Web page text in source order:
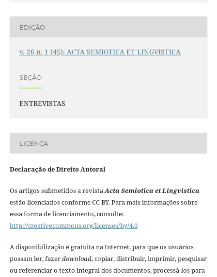
EDIÇÃO
v. 26 n. 1 (45): ACTA SEMIOTICA ET LINGVISTICA
SEÇÃO
ENTREVISTAS
LICENÇA
Declaração de Direito Autoral
Os artigos submetidos a revistaActa Semiotica et Lingvistica
estão licenciados conforme CC BY. Para mais informações sobre
essa forma de licenciamento, consulte:
http://creativecommons.org/licenses/by/4.0
A disponibilização é gratuita na Internet, para que os usuários
possam ler, fazerdownload, copiar, distribuir, imprimir, pesquisar
ou referenciar o texto integral dos documentos, processá-los para